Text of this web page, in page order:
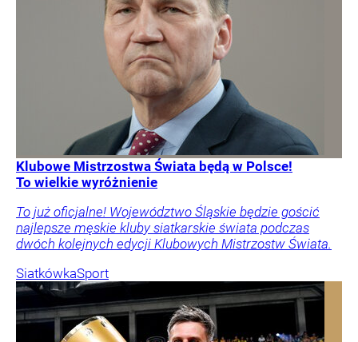
Klubowe Mistrzostwa Świata będą w Polsce!
To wielkie wyróżnienie
To już oficjalne! Województwo Śląskie będzie gościć
najlepsze męskie kluby siatkarskie świata podczas
dwóch kolejnych edycji Klubowych Mistrzostw Świata.
SiatkówkaSport